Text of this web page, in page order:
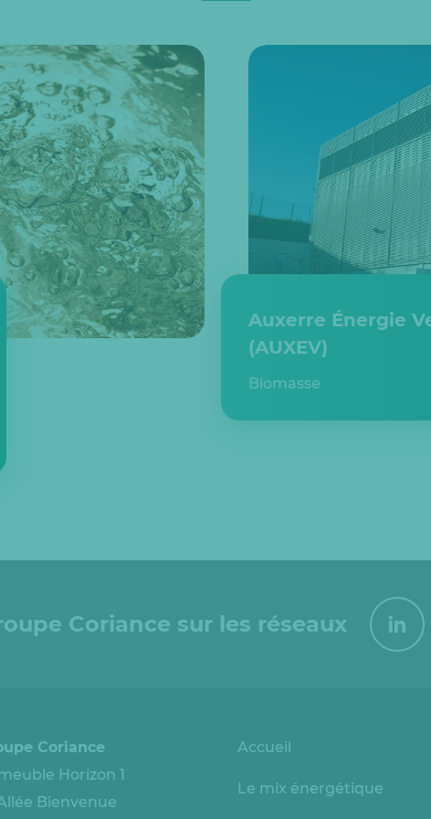
Auxerre Énergie
(AUXEV)
Biomasse
Coriance sur les réseaux
Coriance
Horizon 1
Bienvenue
Accueil
Le mix énergétique